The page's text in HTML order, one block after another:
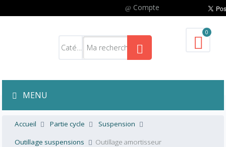
Compte
0
MENU
Accueil Partie cycle
Suspension
Outillage suspensions
Outillage amortisseur